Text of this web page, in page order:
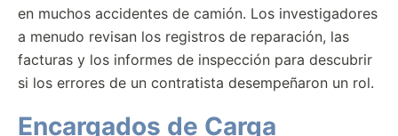
en muchos accidentes de camión. Los investigadores
a menudo revisan los registros de reparación, las
facturas y los informes de inspección para descubrir
si los errores de un contratista desempeñaron un rol.
Encargados de Carga